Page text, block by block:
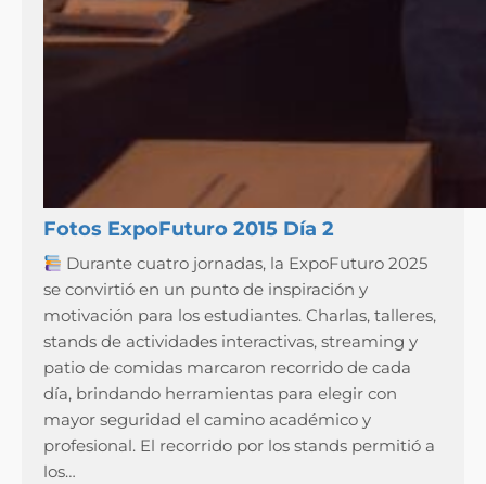
Fotos ExpoFuturo 2015 Día 2
Durante cuatro jornadas, la ExpoFuturo 2025
se convirtió en un punto de inspiración y
motivación para los estudiantes. Charlas, talleres,
stands de actividades interactivas, streaming y
patio de comidas marcaron recorrido de cada
día, brindando herramientas para elegir con
mayor seguridad el camino académico y
profesional. El recorrido por los stands permitió a
los…